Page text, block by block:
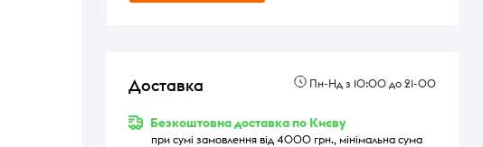
Доставка Пн-Нд з 10:00 до 21-00
Безкоштовна доставка по Києву
при сумі замовлення від 4000 грн., мінімальна сума